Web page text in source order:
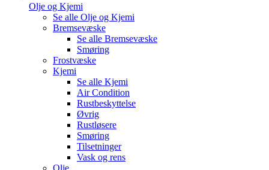
Olje og Kjemi
Se alle Olje og Kjemi
Bremsevæske
Se alle Bremsevæske
Smøring
Frostvæske
Kjemi
Se alle Kjemi
Air Condition
Rustbeskyttelse
Øvrig
Rustløsere
Smøring
Tilsetninger
Vask og rens
Olje